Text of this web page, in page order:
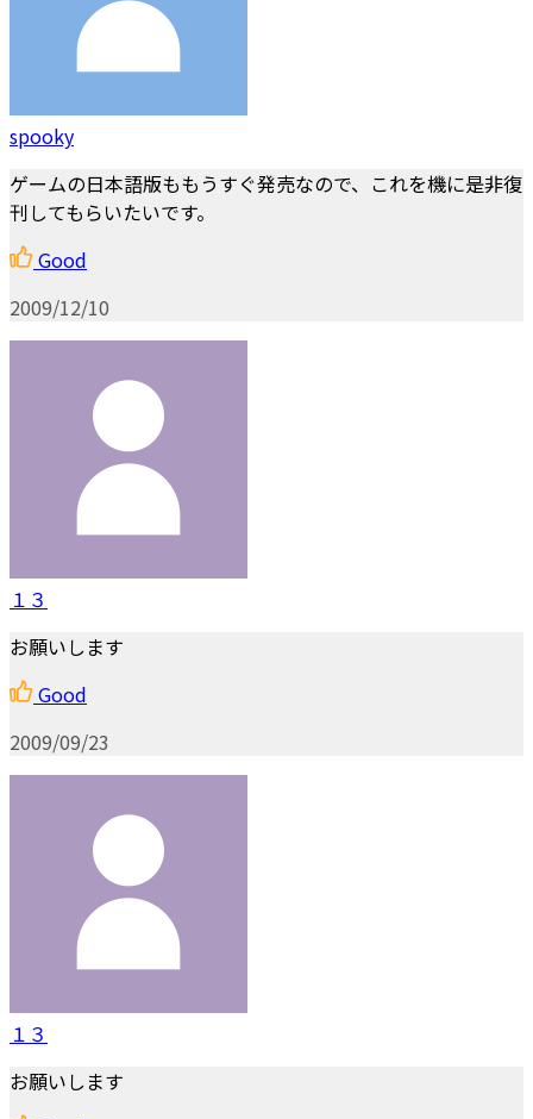
spooky
ゲームの日本語版ももうすぐ発売なので、これを機に是非復
刊してもらいたいです。
Good
2009/12/10
１３
お願いします
Good
2009/09/23
１３
お願いします